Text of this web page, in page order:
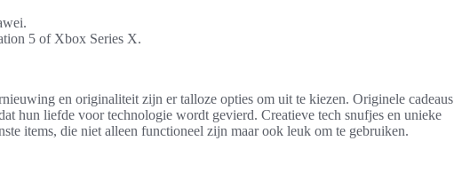
5 of Xbox Series X.
en originaliteit zijn er talloze opties om uit te kiezen. Originele cadeaus
hun liefde voor technologie wordt gevierd. Creatieve tech snufjes en unieke
items, die niet alleen functioneel zijn maar ook leuk om te gebruiken.